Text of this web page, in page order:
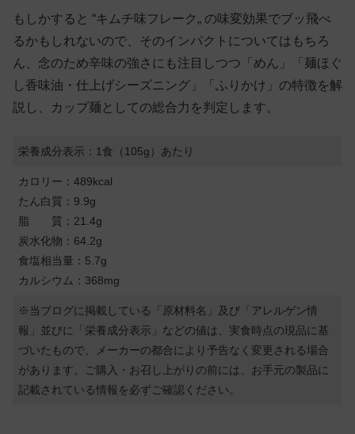
もしかすると “キムチ味フレーク„ の味変効果でブッ飛べ
るかもしれないので、そのインパクトについてはもちろ
ん、念のため辛味の強さにも注目しつつ「めん」「麺ほぐ
し香味油・仕上げシーズニング」「ふりかけ」の特徴を解
説し、カップ麺としての総合力を判定します。
栄養成分表示：1食（105g）あたり
カロリー：489kcal
たん白質：9.9g
脂 質：21.4g
炭水化物：64.2g
食塩相当量：5.7g
カルシウム：368mg
※当ブログに掲載している「原材料名」及び「アレルゲン情
報」並びに「栄養成分表示」などの値は、実食時点の現品に基
づいたもので、メーカーの都合により予告なく変更される場合
があります。ご購入・お召し上がりの前には、お手元の製品に
記載されている情報を必ずご確認ください。